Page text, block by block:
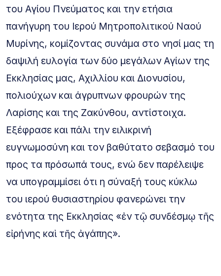
του Αγίου Πνεύματος και την ετήσια
πανήγυρη του Ιερού Μητροπολιτικού Ναού
Μυρίνης, κομίζοντας συνάμα στο νησί μας τη
δαψιλή ευλογία των δύο μεγάλων Αγίων της
Εκκλησίας μας, Αχιλλίου και Διονυσίου,
πολιούχων και άγρυπνων φρουρών της
Λαρίσης και της Ζακύνθου, αντίστοιχα.
Εξέφρασε και πάλι την ειλικρινή
ευγνωμοσύνη και τον βαθύτατο σεβασμό του
προς τα πρόσωπά τους, ενώ δεν παρέλειψε
να υπογραμμίσει ότι η σύναξή τους κύκλω
του ιερού θυσιαστηρίου φανερώνει την
ενότητα της Εκκλησίας «ἐν τῷ συνδέσμῳ τῆς
εἰρήνης καὶ τῆς ἀγάπης».